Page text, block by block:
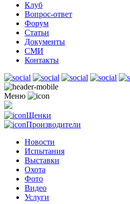
Клуб
Вопрос-ответ
Форум
Статьи
Документы
СМИ
Контакты
Меню
Щенки
Производители
Новости
Испытания
Выставки
Охота
Фото
Видео
Услуги